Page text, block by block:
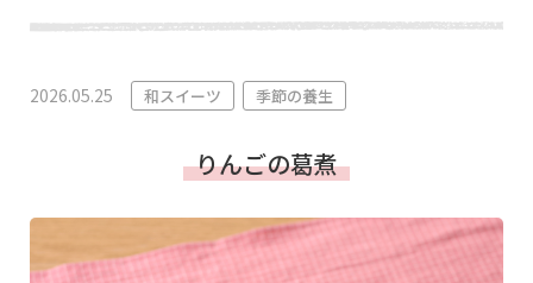
2026.05.25 和スイーツ 季節の養生
りんごの葛煮